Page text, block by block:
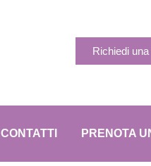
Richiedi
CONTATTI PRENOTA